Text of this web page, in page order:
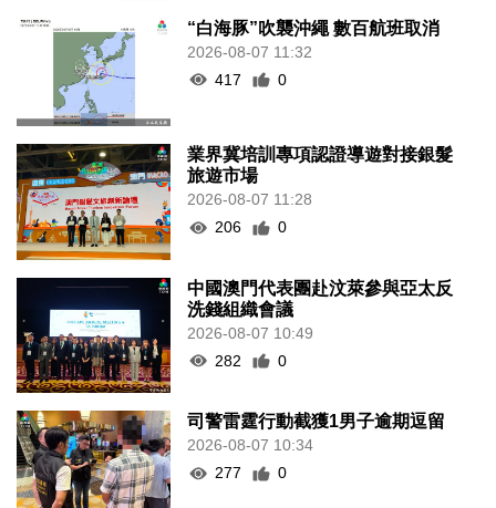
“白海豚”吹襲沖繩 數百航班取消
2026-08-07 11:32
417
0
業界冀培訓專項認證導遊對接銀髮
旅遊市場
2026-08-07 11:28
206
0
中國澳門代表團赴汶萊參與亞太反
洗錢組織會議
2026-08-07 10:49
282
0
司警雷霆行動截獲1男子逾期逗留
2026-08-07 10:34
277
0